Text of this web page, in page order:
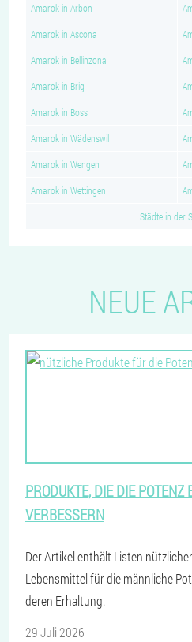
Amarok in Arbon
Amarok in Ascona
Amarok in Bellinzona
Amarok in Brig
Amarok in Boss
Amarok in Wädenswil
Amarok in Wengen
Amarok in Wettingen
Städte in der
NEUE
PRODUKTE, DIE DIE POTENZ
VERBESSERN
Der Artikel enthält Listen
Lebensmittel für die männliche
deren Erhaltung.
29 Juli 2026